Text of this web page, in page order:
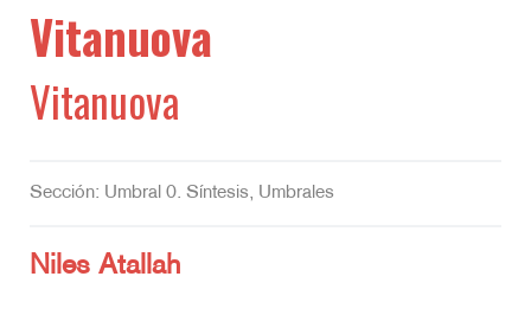
Vitanuova
Vitanuova
Sección: Umbral 0. Síntesis, Umbrales
Niles Atallah